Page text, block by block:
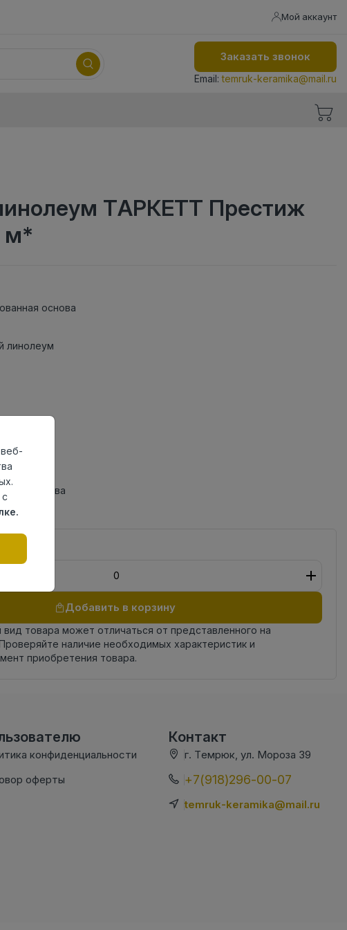
Мой аккаунт
Заказать звонок
Email:temruk-keramika@mail.ru
ТАРКЕТТ Престиж
м*
основа
линолеум
Добавить в корзину
товара может отличаться от представленного на
наличие необходимых характеристик и
приобретения товара.
конфиденциальности
оферты
Контакт
г. Темрюк, ул. Мороза 39
+7(918)296-00-07
temruk-keramika@mail.ru